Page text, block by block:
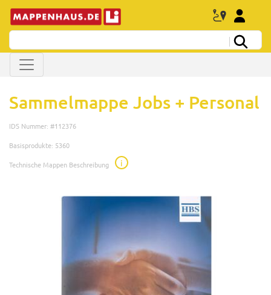
Sammelmappe Jobs + Personal
IDS Nummer: #112376
Basisprodukte: 5360
Technische Mappen Beschreibung
i